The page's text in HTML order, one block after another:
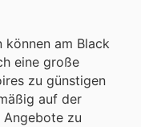
können am Black
eine große
zu günstigen
auf der
zu